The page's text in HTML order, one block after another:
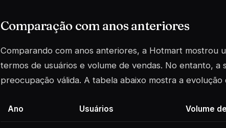
Comparação com anos anteriores
Comparando com anos anteriores, a Hotmart mostrou
termos de usuários e volume de vendas. No entanto, a
preocupação válida. A tabela abaixo mostra a evolução
Ano Usuários Volume